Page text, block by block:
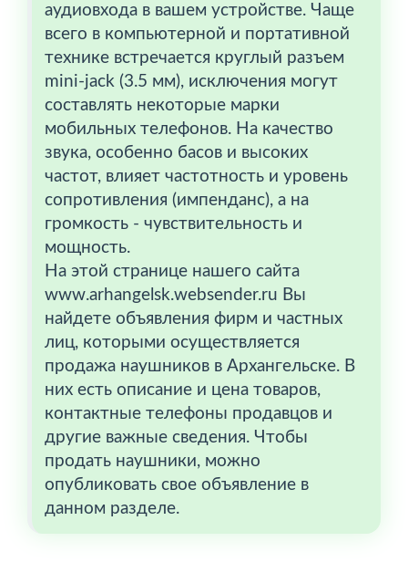
аудиовхода в вашем устройстве. Чаще
всего в компьютерной и портативной
технике встречается круглый разъем
mini-jack (3.5 мм), исключения могут
составлять некоторые марки
мобильных телефонов. На качество
звука, особенно басов и высоких
частот, влияет частотность и уровень
сопротивления (импенданс), а на
громкость - чувствительность и
мощность.
На этой странице нашего сайта
www.arhangelsk.websender.ru Вы
найдете объявления фирм и частных
лиц, которыми осуществляется
продажа наушников в Архангельске. В
них есть описание и цена товаров,
контактные телефоны продавцов и
другие важные сведения. Чтобы
продать наушники, можно
опубликовать свое объявление в
данном разделе.